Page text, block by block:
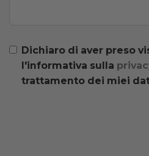
Dichiaro di aver preso
l'informativa sulla
trattamento dei miei